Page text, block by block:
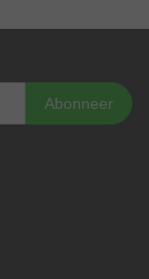
Abonneer